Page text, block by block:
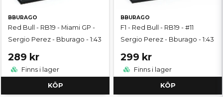
BBURAGO
Red Bull - RB19 - Miami GP -
Sergio Perez - Bburago - 1:43
289 kr
Finns i lager
KÖP
BBURAGO
F1 - Red Bull - RB19 - #11
Sergio Perez - Bburago - 1:43
299 kr
Finns i lager
KÖP